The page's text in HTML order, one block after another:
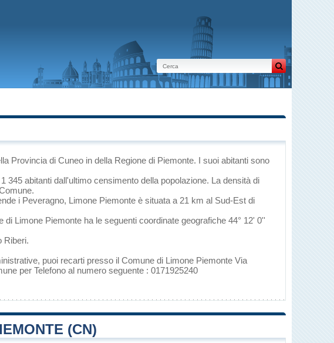
Provincia di Cuneo in della Regione di Piemonte. I suoi abitanti sono
345 abitanti dall'ultimo censimento della popolazione. La densità di
i Peveragno, Limone Piemonte è situata a 21 km al Sud-Est di
di Limone Piemonte ha le seguenti coordinate geografiche 44° 12' 0''
Riberi.
puoi recarti presso il Comune di Limone Piemonte Via
per Telefono al numero seguente : 0171925240
(CN)